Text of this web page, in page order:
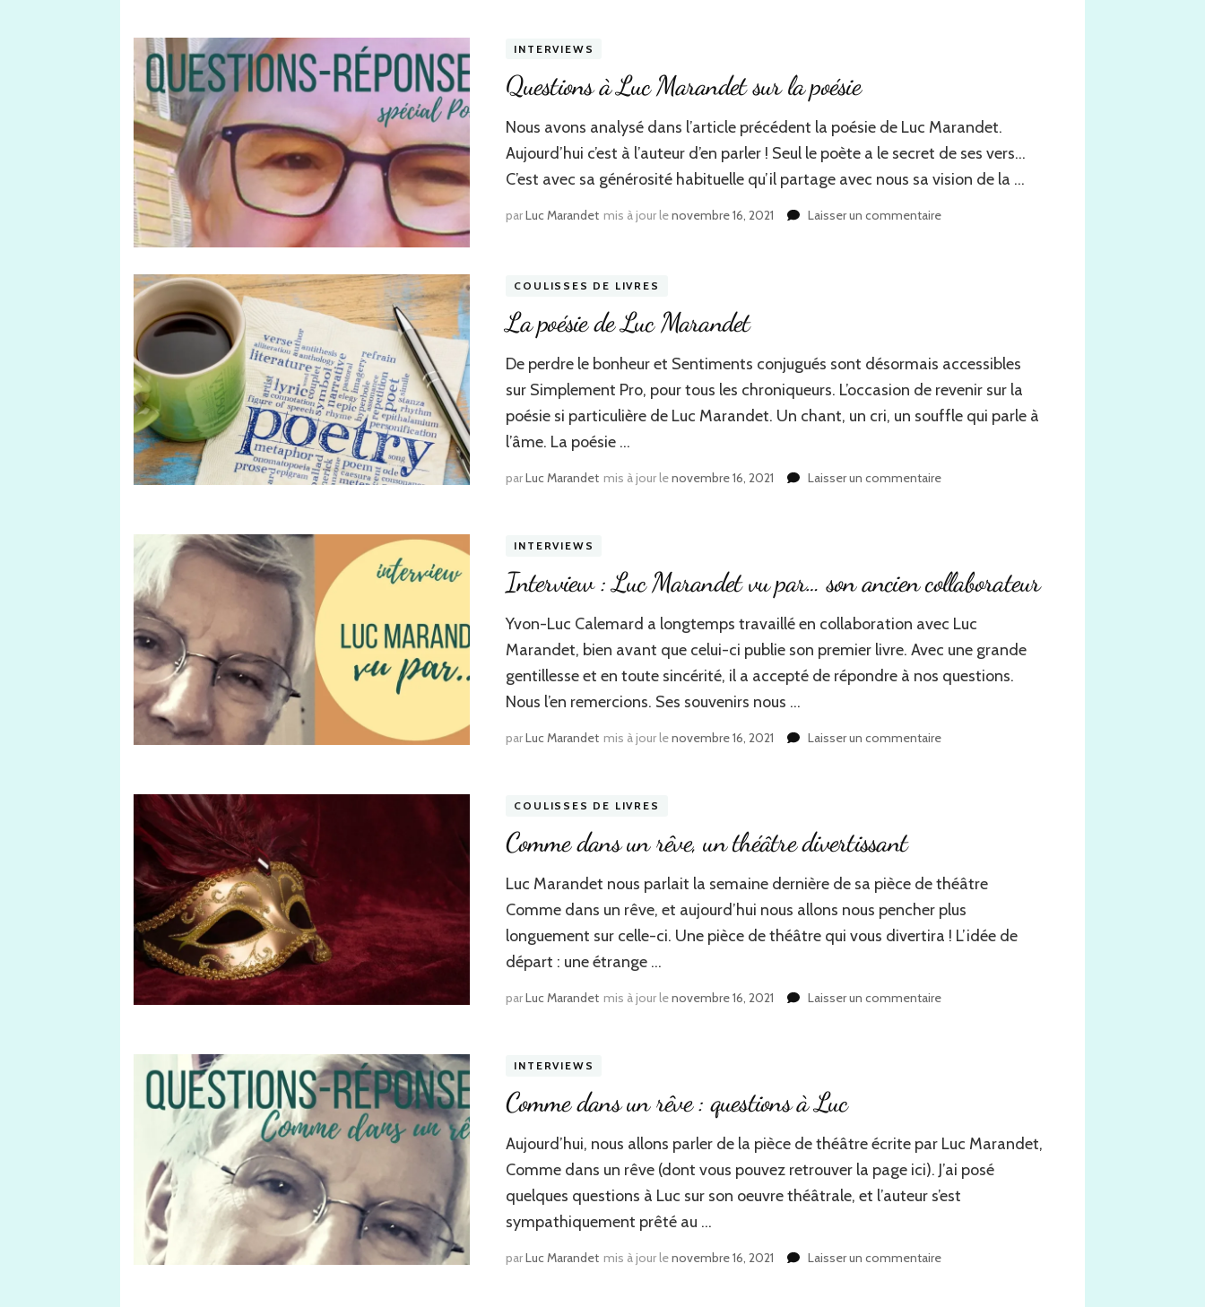
INTERVIEWS
Questions à Luc Marandet sur la poésie
Nous avons analysé dans l’article précédent la poésie de Luc Marandet.
Aujourd’hui c’est à l’auteur d’en parler ! Seul le poète a le secret de ses vers…
C’est avec sa générosité habituelle qu’il partage avec nous sa vision de la …
parLuc Marandet mis à jour lenovembre 16, 2021 Laisser un commentairesur
COULISSES DE LIVRES
La poésie de Luc Marandet
De perdre le bonheur et Sentiments conjugués sont désormais accessibles
sur Simplement Pro, pour tous les chroniqueurs. L’occasion de revenir sur la
poésie si particulière de Luc Marandet. Un chant, un cri, un souffle qui parle à
l’âme. La poésie …
parLuc Marandet mis à jour lenovembre 16, 2021 Laisser un commentairesur
Marandet
INTERVIEWS
Interview : Luc Marandet vu par… son ancien collaborateur
Yvon-Luc Calemard a longtemps travaillé en collaboration avec Luc
Marandet, bien avant que celui-ci publie son premier livre. Avec une grande
gentillesse et en toute sincérité, il a accepté de répondre à nos questions.
Nous l’en remercions. Ses souvenirs nous …
parLuc Marandet mis à jour lenovembre 16, 2021 Laisser un commentairesur
ancien
collaborateur
COULISSES DE LIVRES
Comme dans un rêve, un théâtre divertissant
Luc Marandet nous parlait la semaine dernière de sa pièce de théâtre
Comme dans un rêve, et aujourd’hui nous allons nous pencher plus
longuement sur celle-ci. Une pièce de théâtre qui vous divertira ! L’idée de
départ : une étrange …
parLuc Marandet mis à jour lenovembre 16, 2021 Laisser un commentairesur
INTERVIEWS
Comme dans un rêve : questions à Luc
Aujourd’hui, nous allons parler de la pièce de théâtre écrite par Luc Marandet,
Comme dans un rêve (dont vous pouvez retrouver la page ici). J’ai posé
quelques questions à Luc sur son oeuvre théâtrale, et l’auteur s’est
sympathiquement prêté au …
parLuc Marandet mis à jour lenovembre 16, 2021 Laisser un commentairesur